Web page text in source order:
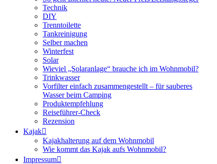
Technik
DIY
Trenntoilette
Tankreinigung
Selber machen
Winterfest
Solar
Wieviel „Solaranlage“ brauche ich im Wohnmobil?
Trinkwasser
Vorfilter einfach zusammengestellt – für sauberes
Wasser beim Camping
Produktempfehlung
Reiseführer-Check
Rezension
Kajak
Kajakhalterung auf dem Wohnmobil
Wie kommt das Kajak aufs Wohnmobil?
Impressum